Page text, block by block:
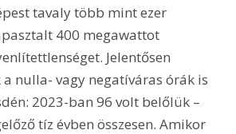
tavaly több mint ezer
400 megawattot
Jelentősen
nulla- vagy negatíváras órák is
2023-ban 96 volt belőlük –
tíz évben összesen. Amikor